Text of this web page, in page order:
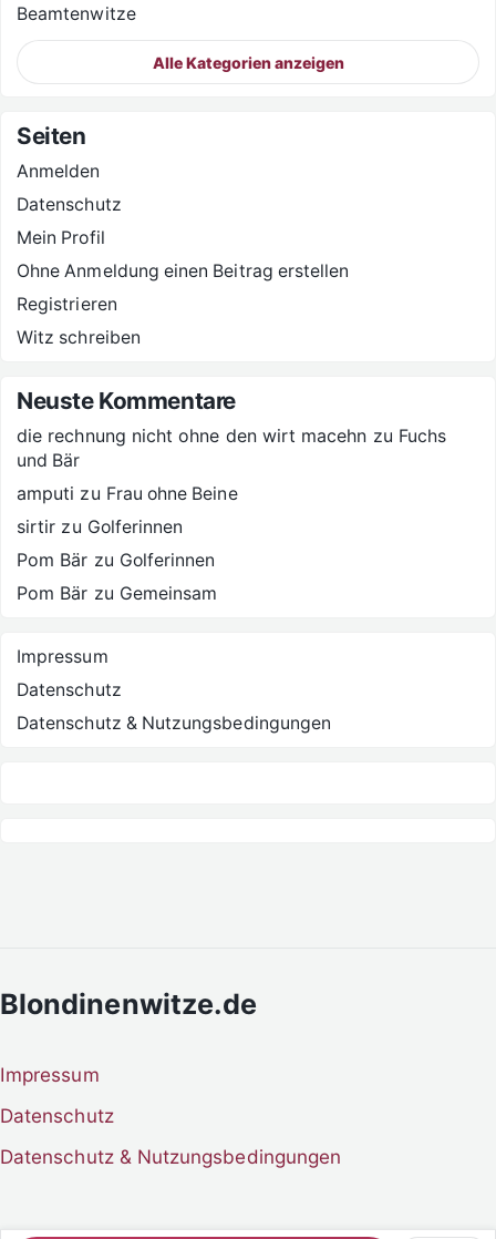
Beamtenwitze
Alle Kategorien anzeigen
Seiten
Anmelden
Datenschutz
Mein Profil
Ohne Anmeldung einen Beitrag erstellen
Registrieren
Witz schreiben
Neuste Kommentare
die rechnung nicht ohne den wirt macehn zu Fuchs
und Bär
amputi zu Frau ohne Beine
sirtir zu Golferinnen
Pom Bär zu Golferinnen
Pom Bär zu Gemeinsam
Impressum
Datenschutz
Datenschutz & Nutzungsbedingungen
Blondinenwitze.de
Impressum
Datenschutz
Datenschutz & Nutzungsbedingungen